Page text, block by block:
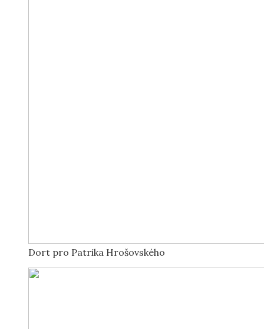
Dort pro Patrika Hrošovského